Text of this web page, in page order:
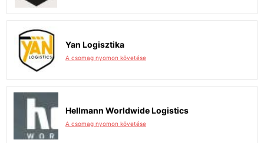
Yan Logisztika
A csomag nyomon követése
Hellmann Worldwide Logistics
A csomag nyomon követése